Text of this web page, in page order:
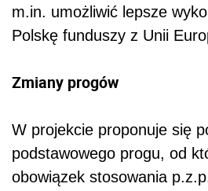
m.in. umożliwić lepsze
Polskę funduszy z Unii
Zmiany progów
W projekcie proponuje się
podstawowego progu, od
obowiązek stosowania